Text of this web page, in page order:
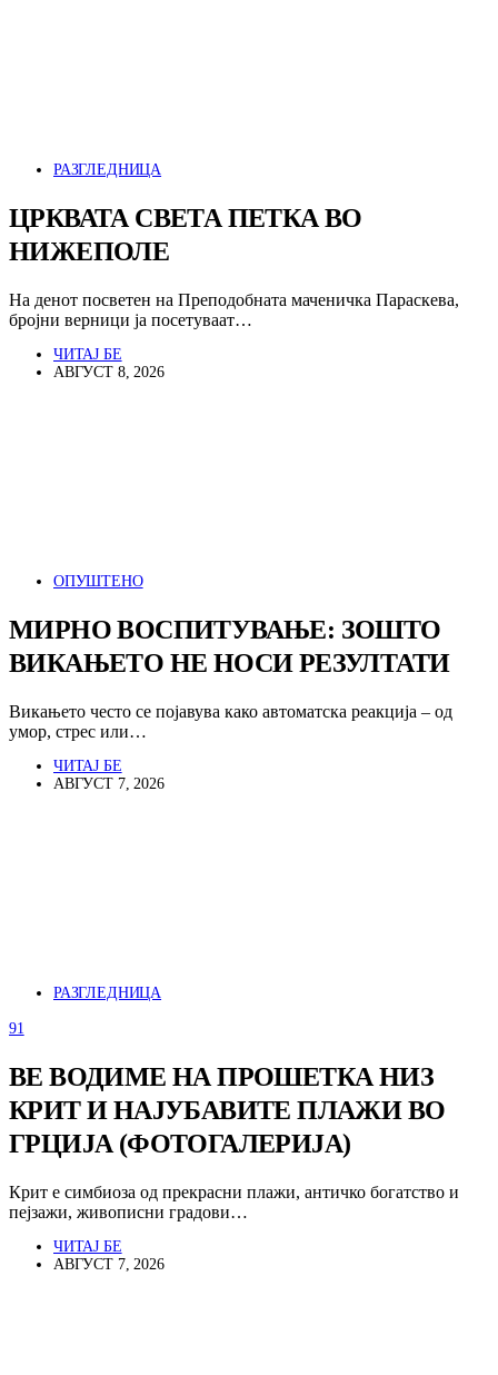
РАЗГЛЕДНИЦА
ЦРКВАТА СВЕТА ПЕТКА ВО
НИЖЕПОЛЕ
На денот посветен на Преподобната маченичка Параскева,
бројни верници ја посетуваат…
ЧИТАЈ БЕ
АВГУСТ 8, 2026
ОПУШТЕНО
МИРНО ВОСПИТУВАЊЕ: ЗОШТО
ВИКАЊЕТО НЕ НОСИ РЕЗУЛТАТИ
Викањето често се појавува како автоматска реакција – од
умор, стрес или…
ЧИТАЈ БЕ
АВГУСТ 7, 2026
РАЗГЛЕДНИЦА
91
ВЕ ВОДИМЕ НА ПРОШЕТКА НИЗ
КРИТ И НАЈУБАВИТЕ ПЛАЖИ ВО
ГРЦИЈА (ФОТОГАЛЕРИЈА)
Крит е симбиоза од прекрасни плажи, античко богатство и
пејзажи, живописни градови…
ЧИТАЈ БЕ
АВГУСТ 7, 2026